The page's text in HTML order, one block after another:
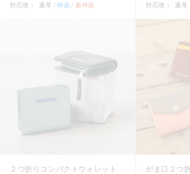
対応便： 通常 特急 超特急 対応便： 通常
２つ折りコンパクトウォレット
がま口２つ